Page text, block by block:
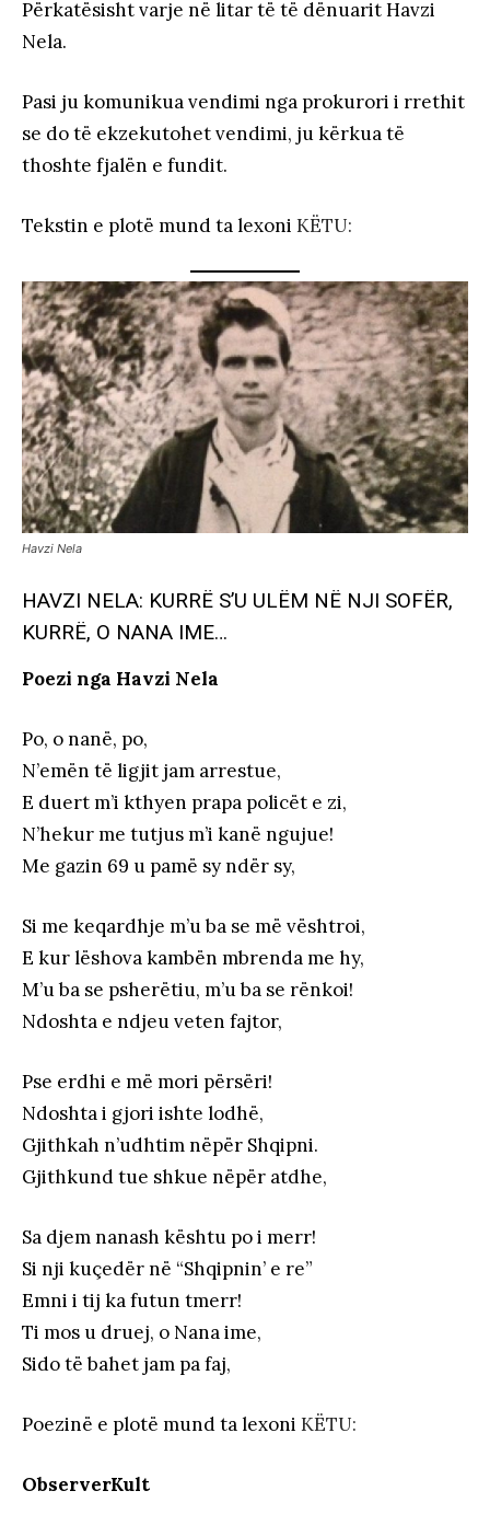
Përkatësisht varje në litar të të dënuarit Havzi
Nela.
Pasi ju komunikua vendimi nga prokurori i rrethit
se do të ekzekutohet vendimi, ju kërkua të
thoshte fjalën e fundit.
Tekstin e plotë mund ta lexoni KËTU:
Havzi Nela
HAVZI NELA: KURRË S’U ULËM NË NJI SOFËR,
KURRË, O NANA IME…
Poezi nga Havzi Nela
Po, o nanë, po,
N’emën të ligjit jam arrestue,
E duert m’i kthyen prapa policët e zi,
N’hekur me tutjus m’i kanë ngujue!
Me gazin 69 u pamë sy ndër sy,
Si me keqardhje m’u ba se më vështroi,
E kur lëshova kambën mbrenda me hy,
M’u ba se psherëtiu, m’u ba se rënkoi!
Ndoshta e ndjeu veten fajtor,
Pse erdhi e më mori përsëri!
Ndoshta i gjori ishte lodhë,
Gjithkah n’udhtim nëpër Shqipni.
Gjithkund tue shkue nëpër atdhe,
Sa djem nanash kështu po i merr!
Si nji kuçedër në “Shqipnin’ e re”
Emni i tij ka futun tmerr!
Ti mos u druej, o Nana ime,
Sido të bahet jam pa faj,
Poezinë e plotë mund ta lexoni KËTU:
ObserverKult